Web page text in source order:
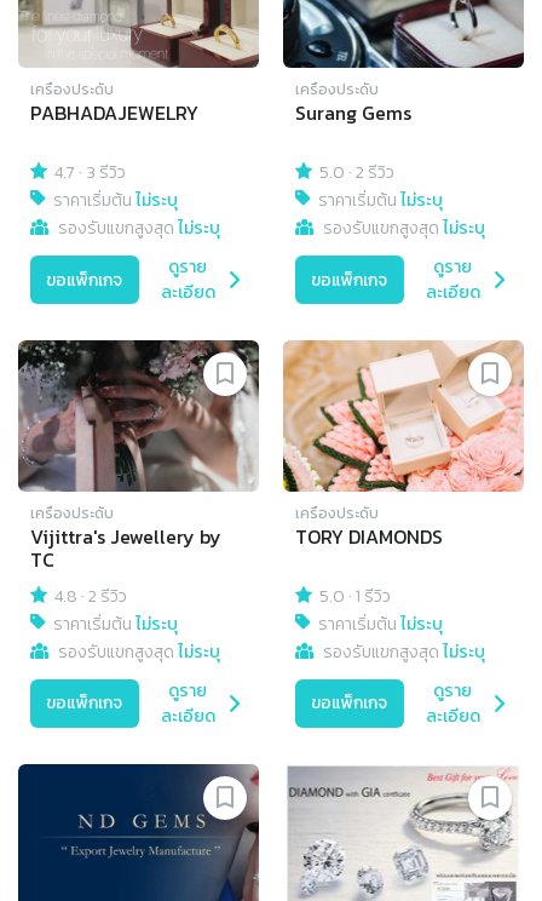
เครื่องประดับ
PABHADA​JEWELRY​
4.7 · 3 รีวิว
ราคาเริ่มต้นไม่ระบุ
รองรับแขกสูงสุดไม่ระบุ
ขอแพ็กเกจ
ดูราย
ละเอียด
เครื่องประดับ
Surang Gems
5.0 ·2 รีวิว
ราคาเริ่มต้นไม่ระบุ
รองรับแขกสูงสุดไม่ระบุ
ขอแพ็กเกจ
ดูราย
ละเอียด
เครื่องประดับ
Vijittra's Jewellery by
TC
4.8 ·2 รีวิว
ราคาเริ่มต้นไม่ระบุ
รองรับแขกสูงสุดไม่ระบุ
ขอแพ็กเกจ
ดูราย
ละเอียด
เครื่องประดับ
TORY DIAMONDS
5.0 ·1 รีวิว
ราคาเริ่มต้นไม่ระบุ
รองรับแขกสูงสุดไม่ระบุ
ขอแพ็กเกจ
ดูราย
ละเอียด